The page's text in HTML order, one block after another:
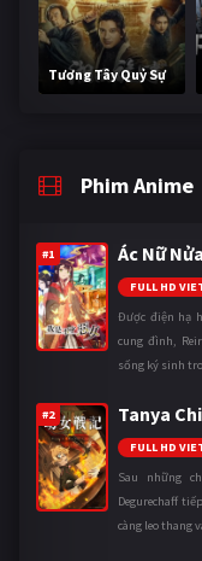
Tương Tây Quỷ Sự
Phim Anime
#1 Ác Nữ
FULL HD
Được điện hạ
cung đình,
sống ký sinh
#2 Tanya
FULL HD
Sau những
Degurechaff
càng leo thang